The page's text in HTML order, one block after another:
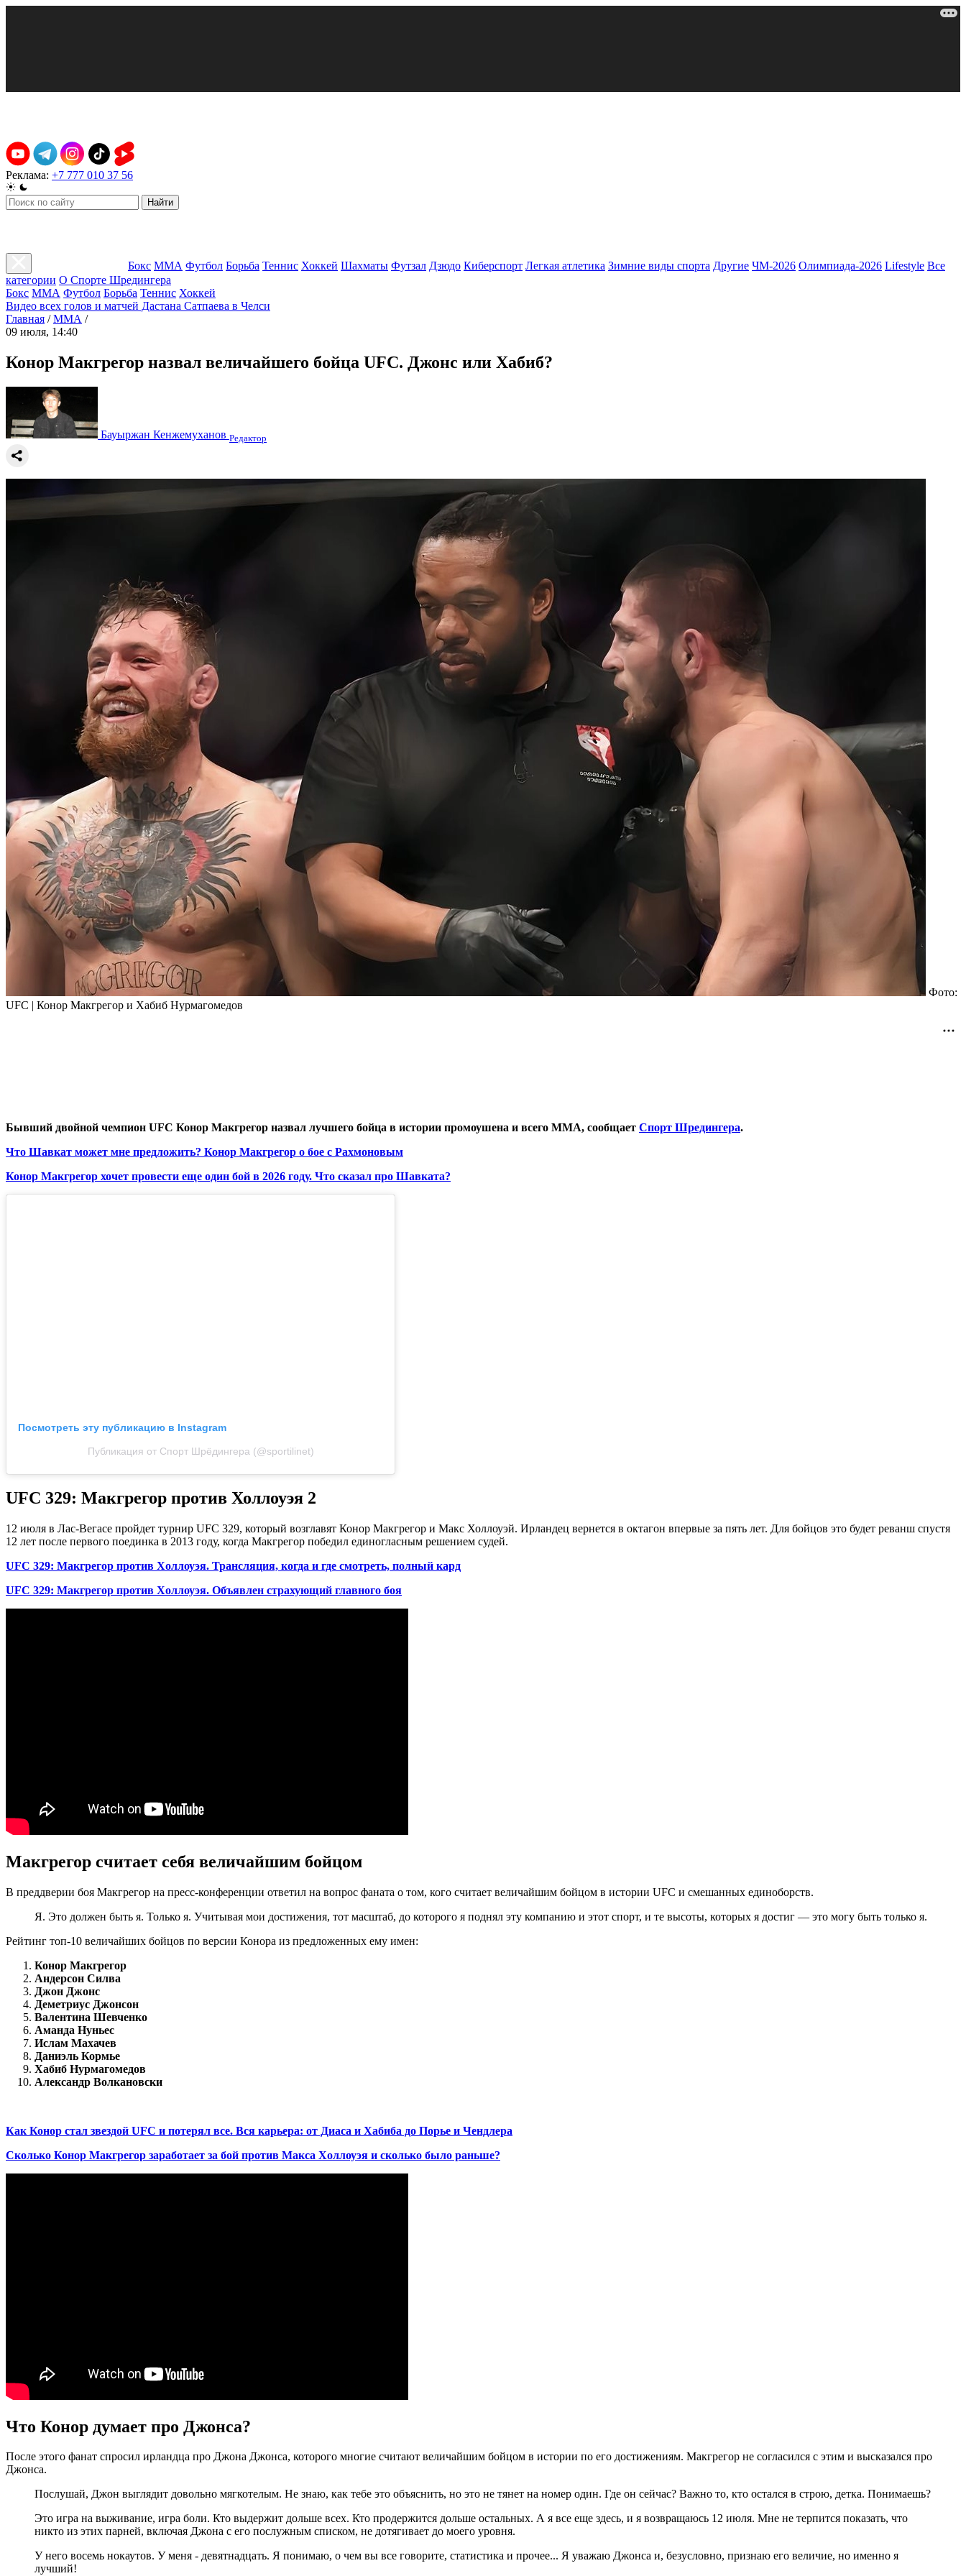
Реклама: +7 777 010 37 56
Найти
Бокс ММА Футбол Борьба Теннис Хоккей Шахматы Футзал Дзюдо Киберспорт Легкая атлетика Зимние виды спорта Другие ЧМ-2026 Олимпиада-2026 Lifestyle Все
категории О Спорте Шредингера
Бокс ММА Футбол Борьба Теннис Хоккей
Видео всех голов и матчей Дастана Сатпаева в Челси
Главная / ММА /
09 июля, 14:40
Конор Макгрегор назвал величайшего бойца UFC. Джонс или Хабиб?
Бауыржан Кенжемуханов Редактор
Фото:
UFC | Конор Макгрегор и Хабиб Нурмагомедов
Бывший двойной чемпион UFC Конор Макгрегор назвал лучшего бойца в истории промоушена и всего ММА, сообщает Спорт Шредингера.
Что Шавкат может мне предложить? Конор Макгрегор о бое с Рахмоновым
Конор Макгрегор хочет провести еще один бой в 2026 году. Что сказал про Шавката?
Посмотреть эту публикацию в Instagram
Публикация от Спорт Шрёдингера (@sportilinet)
UFC 329: Макгрегор против Холлоуэя 2
12 июля в Лас-Вегасе пройдет турнир UFC 329, который возглавят Конор Макгрегор и Макс Холлоуэй. Ирландец вернется в октагон впервые за пять лет. Для бойцов это будет реванш спустя
12 лет после первого поединка в 2013 году, когда Макгрегор победил единогласным решением судей.
UFC 329: Макгрегор против Холлоуэя. Трансляция, когда и где смотреть, полный кард
UFC 329: Макгрегор против Холлоуэя. Объявлен страхующий главного боя
Макгрегор считает себя величайшим бойцом
В преддверии боя Макгрегор на пресс-конференции ответил на вопрос фаната о том, кого считает величайшим бойцом в истории UFC и смешанных единоборств.
Я. Это должен быть я. Только я. Учитывая мои достижения, тот масштаб, до которого я поднял эту компанию и этот спорт, и те высоты, которых я достиг — это могу быть только я.
Рейтинг топ-10 величайших бойцов по версии Конора из предложенных ему имен:
Конор Макгрегор
Андерсон Силва
Джон Джонс
Деметриус Джонсон
Валентина Шевченко
Аманда Нуньес
Ислам Махачев
Даниэль Кормье
Хабиб Нурмагомедов
Александр Волкановски
Как Конор стал звездой UFC и потерял все. Вся карьера: от Диаса и Хабиба до Порье и Чендлера
Сколько Конор Макгрегор заработает за бой против Макса Холлоуэя и сколько было раньше?
Что Конор думает про Джонса?
После этого фанат спросил ирландца про Джона Джонса, которого многие считают величайшим бойцом в истории по его достижениям. Макгрегор не согласился с этим и высказался про
Джонса.
Послушай, Джон выглядит довольно мягкотелым. Не знаю, как тебе это объяснить, но это не тянет на номер один. Где он сейчас? Важно то, кто остался в строю, детка. Понимаешь?
Это игра на выживание, игра боли. Кто выдержит дольше всех. Кто продержится дольше остальных. А я все еще здесь, и я возвращаюсь 12 июля. Мне не терпится показать, что
никто из этих парней, включая Джона с его послужным списком, не дотягивает до моего уровня.
У него восемь нокаутов. У меня - девятнадцать. Я понимаю, о чем вы все говорите, статистика и прочее... Я уважаю Джонса и, безусловно, признаю его величие, но именно я
лучший!